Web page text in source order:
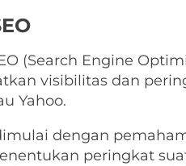
(Search Engine
visibilitas dan
Yahoo.
dengan
peringkat